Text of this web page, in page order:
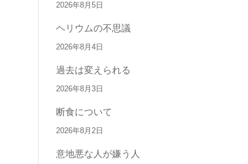
2026年8月5日
ヘリウムの不思議
2026年8月4日
過去は変えられる
2026年8月3日
断食について
2026年8月2日
意地悪な人が嫌う人